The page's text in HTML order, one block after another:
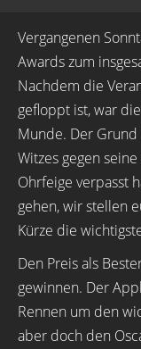
Vergangenen
Awards zum
Nachdem die
gefloppt ist, war
Munde. Der
Witzes gegen
Ohrfeige verpasst
gehen, wir stellen
Kürze die
Den Preis als
gewinnen. Der
Rennen um den
aber doch den